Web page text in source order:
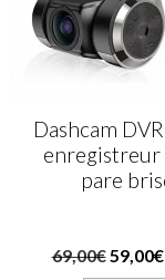
Dashcam
pare
69,00€